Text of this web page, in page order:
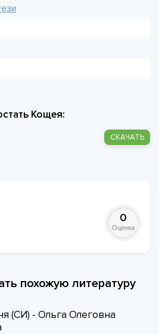
Кощея:
СКАЧАТЬ
0
Оценка
похожую литературу
(СИ) - Ольга Олеговна